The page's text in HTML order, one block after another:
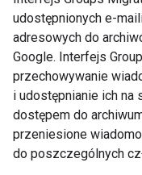
udostępnionych e-
adresowych do
Google. Interfejs
przechowywanie
i udostępnianie ich
dostępem do
przeniesione
do poszczególnych